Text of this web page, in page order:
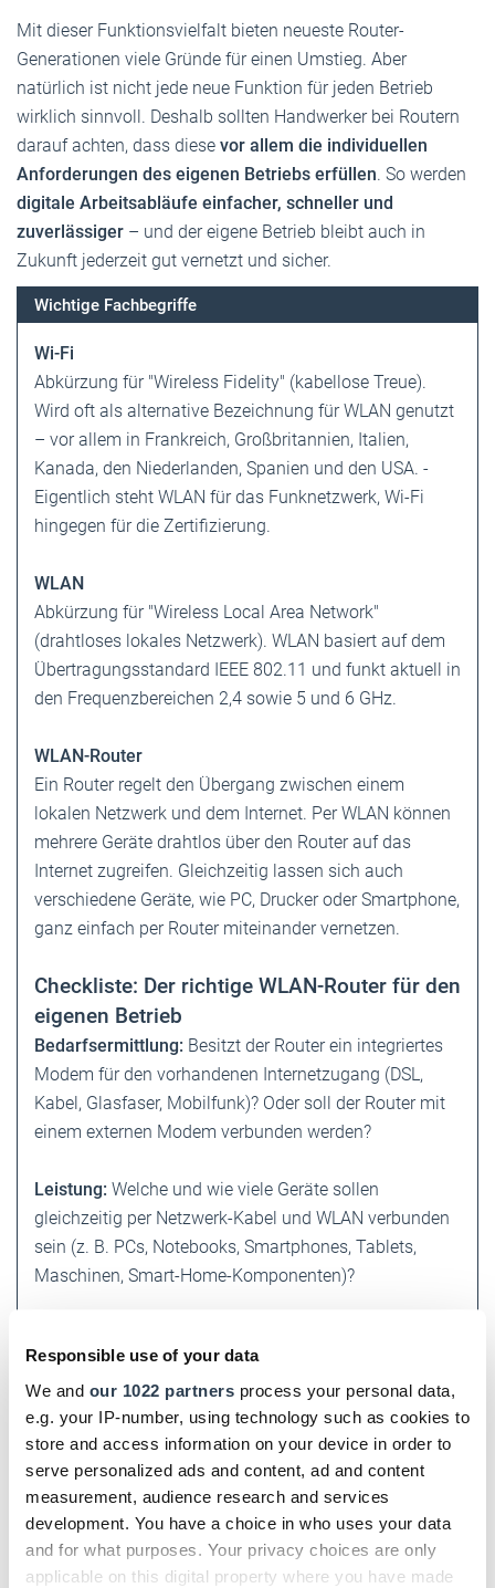
Responsible use of your data
We and our 1022 partners process your personal data,
e.g. your IP-number, using technology such as cookies to
store and access information on your device in order to
serve personalized ads and content, ad and content
measurement, audience research and services
development. You have a choice in who uses your data
and for what purposes. Your privacy choices are only
applicable on this digital property where you have made
Mit dieser Funktionsvielfalt bieten neueste Router-
Generationen viele Gründe für einen Umstieg. Aber
natürlich ist nicht jede neue Funktion für jeden Betrieb
wirklich sinnvoll. Deshalb sollten Handwerker bei Routern
darauf achten, dass diese vor allem die individuellen
Anforderungen des eigenen Betriebs erfüllen. So werden
digitale Arbeitsabläufe einfacher, schneller und
zuverlässiger – und der eigene Betrieb bleibt auch in
Zukunft jederzeit gut vernetzt und sicher.
Wichtige Fachbegriffe
Wi-Fi
Abkürzung für "Wireless Fidelity" (kabellose Treue).
Wird oft als alternative Bezeichnung für WLAN genutzt
– vor allem in Frankreich, Großbritannien, Italien,
Kanada, den Niederlanden, Spanien und den USA. ­
Eigentlich steht WLAN für das Funknetzwerk, Wi-Fi
hingegen für die Zertifizierung.
WLAN
Abkürzung für "Wireless Local Area Network"
(drahtloses lokales Netzwerk). WLAN basiert auf dem
Übertragungsstandard IEEE 802.11 und funkt aktuell in
den Frequenzbereichen 2,4 sowie 5 und 6 GHz.
WLAN-Router
Ein Router regelt den Übergang zwischen einem
lokalen Netzwerk und dem Internet. Per WLAN können
mehrere Geräte drahtlos über den Router auf das
Internet zugreifen. Gleichzeitig lassen sich auch
verschiedene Geräte, wie PC, Drucker oder Smartphone,
ganz einfach per Router miteinander ­vernetzen.
Checkliste: Der richtige WLAN-Router für den
eigenen Betrieb
Bedarfsermittlung: Besitzt der Router ein integriertes
Modem für den vorhandenen Internetzugang (DSL,
Kabel, Glasfaser, Mobilfunk)? Oder soll der Router mit
einem externen Modem verbunden werden?
Leistung: Welche und wie viele Geräte ­sollen
gleichzeitig per Netzwerk-Kabel und WLAN verbunden
sein (z. B. PCs, Notebooks, Smartphones, Tablets,
Maschinen, Smart-Home-Komponenten)?
gewünschte Geschwindigkeit? Verfügt er über Dual-
oder Tri-Band (2,4-GHz, ­5- und 6-GHz-Band) für
bessere WLAN-Leistung und weniger ­Störungen und
bietet er hohe Datenübertragungsraten per WLAN?
Reichweite:Kann der Router die gesamte
Betriebsfläche per WLAN abdecken? Gibt es Bereiche
mit schwachem Signal, die ­zusätzliche Access Points